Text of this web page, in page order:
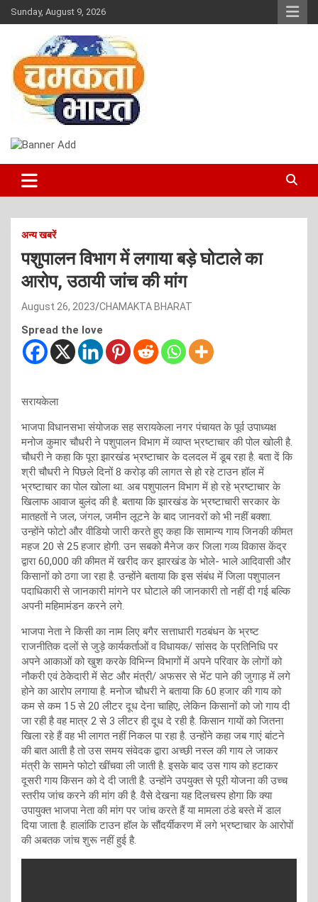
Skip
to
Sunday, August 9, 2026
CHAMAKTA BHARAT
अन्य खबरें
पशुपालन विभाग में लगाया बड़े घोटाले का
आरोप, उठायी जांच की मांग
August 26, 2023 CHAMAKTA BHARAT
Spread the love
सरायकेला
भाजपा विधानसभा संयोजक सह सरायकेला नगर पंचायत के पूर्व उपाध्यक्ष
मनोज कुमार चौधरी ने पशुपालन विभाग में व्याप्त भ्रष्टाचार की पोल खोली है.
चौधरी ने कहा कि पूरा झारखंड भ्रष्टाचार के दलदल में डूब रहा है. बता दें कि
श्री चौधरी ने पिछले दिनों 8 करोड़ की लागत से हो रहे टाउन हॉल में
भ्रष्टाचार का पोल खोला था. अब पशुपालन विभाग में हो रहे भ्रष्टाचार के
खिलाफ आवाज बुलंद की है. बताया कि झारखंड के भ्रष्टाचारी सरकार के
मातहतों ने जल, जंगल, जमीन लूटने के बाद जानवरों को भी नहीं बक्शा.
उन्होंने फोटो और वीडियो जारी करते हुए कहा कि सामान्य गाय जिनकी कीमत
महज 20 से 25 हजार होगी. उन सबको मैनेज कर जिला गव्य विकास केंद्र
द्वारा 60,000 की कीमत में खरीद कर झारखंड के भोले- भाले आदिवासी और
किसानों को ठगा जा रहा है. उन्होंने बताया कि इस संबंध में जिला पशुपालन
पदाधिकारी से जानकारी मांगने पर घोटाले की जानकारी तो नहीं दी गई बल्कि
अपनी महिमामंडन करने लगे.
भाजपा नेता ने किसी का नाम लिए बगैर सत्ताधारी गठबंधन के भ्रष्ट
राजनीतिक दलों से जुड़े कार्यकर्ताओं व विधायक/ सांसद के प्रतिनिधि पर
अपने आकाओं को खुश करके विभिन्न विभागों में अपने परिवार के लोगों को
नौकरी एवं ठेकेदारी में सेट और मंत्री/ अफसर से भेंट पाने की जुगाड़ में लगे
होने का आरोप लगाया है. मनोज चौधरी ने बताया कि 60 हजार की गाय को
कम से कम 15 से 20 लीटर दूध देना चाहिए, लेकिन किसानों को जो गाय दी
जा रही है वह मात्र 2 से 3 लीटर ही दूध दे रही है. किसान गायों को जितना
खिला रहे हैं वह भी लागत नहीं निकल पा रहा है. उन्होंने कहा जब गाएं बांटने
की बात आती है तो उस समय संवेदक द्वारा अच्छी नस्ल की गाय ले जाकर
मंत्री के सामने फोटो खींचवा ली जाती है. इसके बाद उस गाय को हटाकर
दूसरी गाय किसन को दे दी जाती है. उन्होंने उपयुक्त से पूरी योजना की उच्च
स्तरीय जांच करने की मांग की है. वैसे देखना यह दिलचस्प होगा कि क्या
उपायुक्त भाजपा नेता की मांग पर जांच करते हैं या मामला ठंडे बस्ते में डाल
दिया जाता है. हालांकि टाउन हॉल के सौंदर्यीकरण में लगे भ्रष्टाचार के आरोपों
की अबतक जांच शुरू नहीं हुई है.